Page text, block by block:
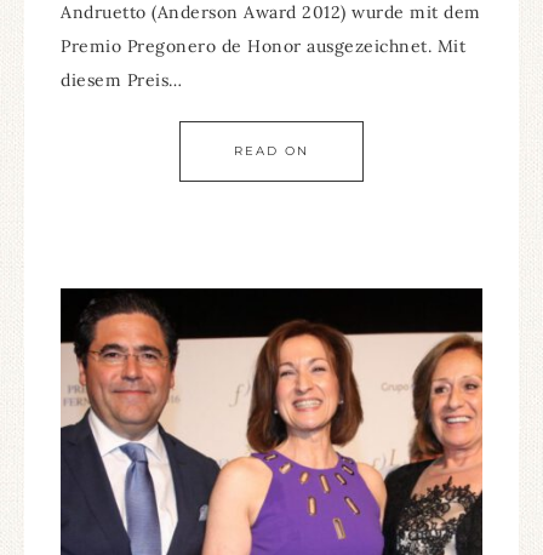
Andruetto (Anderson Award 2012) wurde mit dem
Premio Pregonero de Honor ausgezeichnet. Mit
diesem Preis…
READ ON